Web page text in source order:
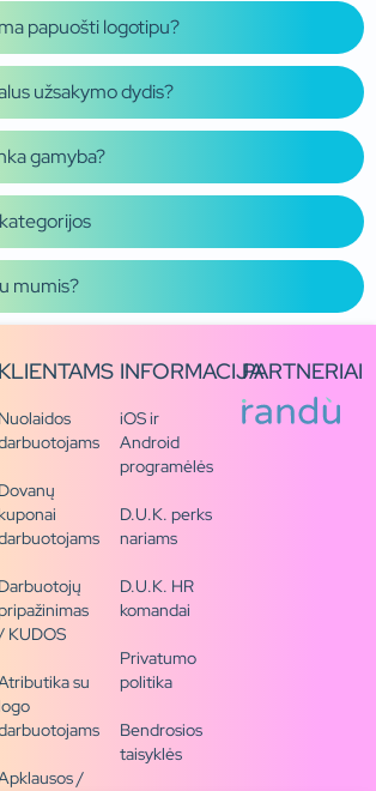
papuošti logotipu?
užsakymo dydis?
gamyba?
mumis?
KLIENTAMS
Nuolaidos
Dovanų
Darbuotojų
KUDOS
su
/
INFORMACIJA
iOS ir
Android
programėlės
D.U.K. perks
nariams
D.U.K. HR
komandai
Privatumo
politika
Bendrosios
taisyklės
PARTNERIAI